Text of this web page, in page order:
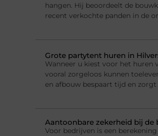
hangen. Hij beoordeelt de
recent verkochte panden in de
Grote partytent huren in
Wanneer u kiest voor het
vooral zorgeloos kunnen
en afbouw bespaart tijd en
Aantoonbare zekerheid bij de
Voor bedrijven is een